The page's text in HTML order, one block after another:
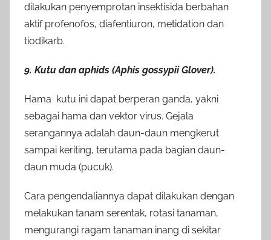
dilakukan penyemprotan insektisida berbahan
aktif profenofos, diafentiuron, metidation dan
tiodikarb.
9. Kutu dan aphids (Aphis gossypii Glover).
Hama kutu ini dapat berperan ganda, yakni
sebagai hama dan vektor virus. Gejala
serangannya adalah daun-daun mengkerut
sampai keriting, terutama pada bagian daun-
daun muda (pucuk).
Cara pengendaliannya dapat dilakukan dengan
melakukan tanam serentak, rotasi tanaman,
mengurangi ragam tanaman inang di sekitar